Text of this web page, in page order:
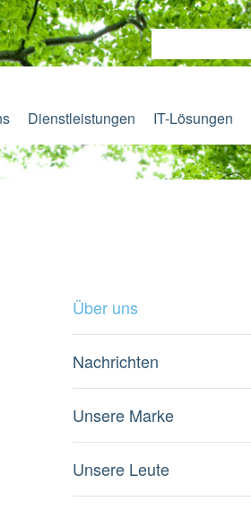
Dienstleistungen IT-Lösungen
Über uns
Nachrichten
Unsere Marke
Unsere Leute